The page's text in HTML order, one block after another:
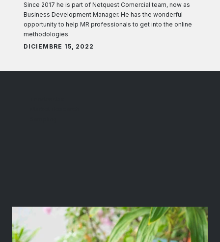
Since 2017 he is part of Netquest Comercial team, now as
Business Development Manager. He has the wonderful
opportunity to help MR professionals to get into the online
methodologies.
DICIEMBRE 15, 2022